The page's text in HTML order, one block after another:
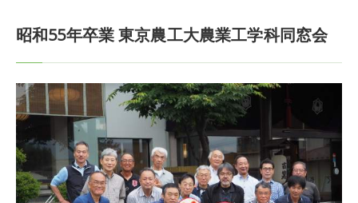
昭和55年卒業 東京農工大農業工学科同窓会